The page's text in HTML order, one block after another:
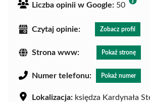
Liczba opinii w Google: 50
Czytaj opinie: Zobacz profil
Strona www: Pokaż stronę
Numer telefonu: Pokaż numer
Lokalizacja: księdza Kardynała